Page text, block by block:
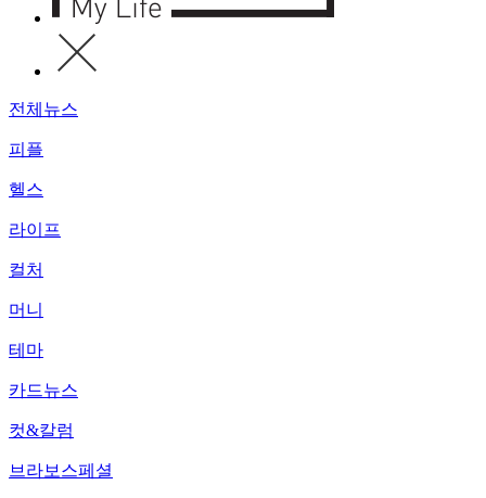
전체뉴스
피플
헬스
라이프
컬처
머니
테마
카드뉴스
컷&칼럼
브라보스페셜